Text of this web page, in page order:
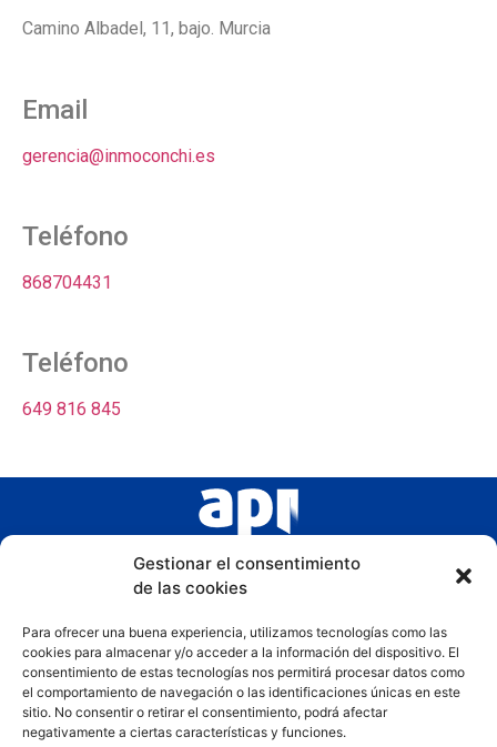
Gestionar el consentimiento
de las cookies
Para ofrecer una buena experiencia, utilizamos tecnologías como las
cookies para almacenar y/o acceder a la información del dispositivo. El
consentimiento de estas tecnologías nos permitirá procesar datos como
el comportamiento de navegación o las identificaciones únicas en este
sitio. No consentir o retirar el consentimiento, podrá afectar
negativamente a ciertas características y funciones.
Camino Albadel, 11, bajo. Murcia
Email
gerencia@inmoconchi.es
Teléfono
868704431
Teléfono
649 816 845